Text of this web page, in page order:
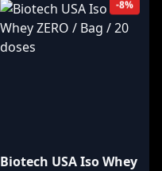
-8%
Biotech USA Iso Whey